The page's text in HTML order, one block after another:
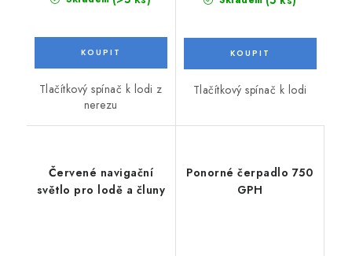
Tlačítkový spínač k lodi z
nerezu
Tlačítkový spínač k lodi
Červené navigační
světlo pro lodě a čluny
Ponorné čerpadlo 750
GPH